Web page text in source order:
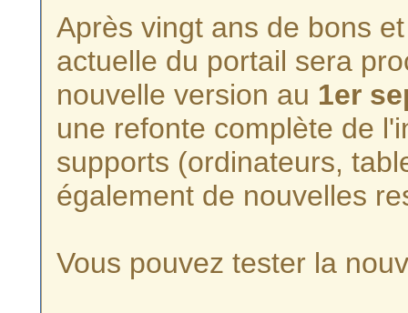
Après vingt ans de bons
actuelle du portail sera
nouvelle version au 1er
une refonte complète de
supports (ordinateurs,
également de nouvelles
Vous pouvez tester la